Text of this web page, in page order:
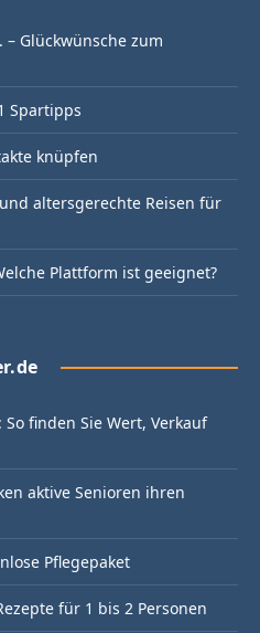
Glückwünsche zum
Spartipps
knüpfen
altersgerechte Reisen für
Plattform ist geeignet?
finden Sie Wert, Verkauf
aktive Senioren ihren
Pflegepaket
für 1 bis 2 Personen